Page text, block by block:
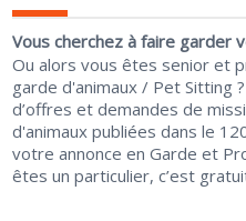
Vous cherchez à faire garder
Ou alors vous êtes senior et
garde d'animaux / Pet Sitting
d’offres et demandes de
d'animaux publiées dans le
votre annonce en Garde et
êtes un particulier, c’est